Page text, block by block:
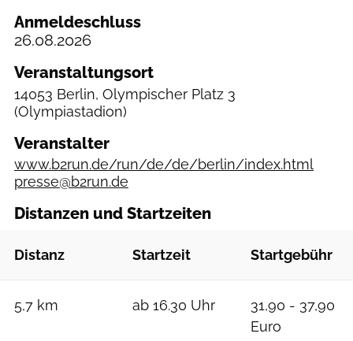
Anmeldeschluss
26.08.2026
Veranstaltungsort
14053 Berlin, Olympischer Platz 3
(Olympiastadion)
Veranstalter
www.b2run.de/run/de/de/berlin/index.html
presse@b2run.de
Distanzen und Startzeiten
Distanz Startzeit Startgebühr
5,7 km ab 16.30 Uhr
31,90 - 37,90
Euro